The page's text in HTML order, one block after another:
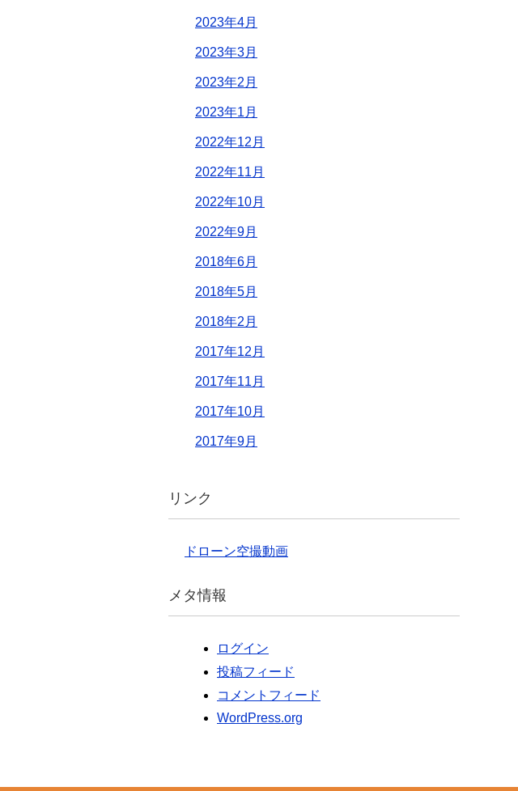
2023年4月
2023年3月
2023年2月
2023年1月
2022年12月
2022年11月
2022年10月
2022年9月
2018年6月
2018年5月
2018年2月
2017年12月
2017年11月
2017年10月
2017年9月
リンク
ドローン空撮動画
メタ情報
ログイン
投稿フィード
コメントフィード
WordPress.org